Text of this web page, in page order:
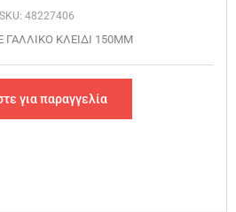
SKU: 48227406
ΓΑΛΛΙΚΟ ΚΛΕΙΔΙ 150MM
για παραγγελία